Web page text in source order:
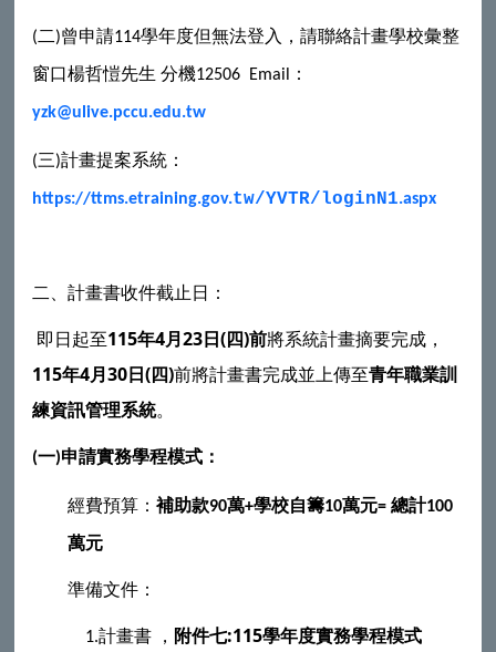
(二)曾申請114學年度但無法登入，請聯絡計畫學校彙整
窗口楊哲愷先生 分機12506 Email ：
yzk@ulive.pccu.edu.tw
(三)計畫提案系統：
https://ttms.etraining.gov.tw/YVTR/loginN1.aspx
二、計畫書收件截止日：
即日起至115年4月23日(四)前將系統計畫摘要完成，
115年4月30日(四)前將計畫書完成並上傳至青年職業訓
練資訊管理系統。
(一)申請實務學程模式：
經費預算：補助款90萬+學校自籌10萬元=總計100
萬元
準備文件：
1.計畫書 ， 附件七:115學年度實務學程模式